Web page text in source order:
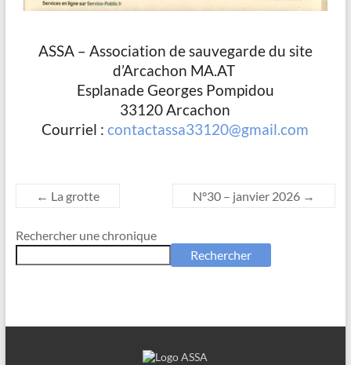
ASSA – Association de sauvegarde du site
d’Arcachon MA.AT
Esplanade Georges Pompidou
33120 Arcachon
Courriel :contactassa33120@gmail.com
← La grotte N°30 – janvier 2026 →
Rechercher une chronique
Rechercher